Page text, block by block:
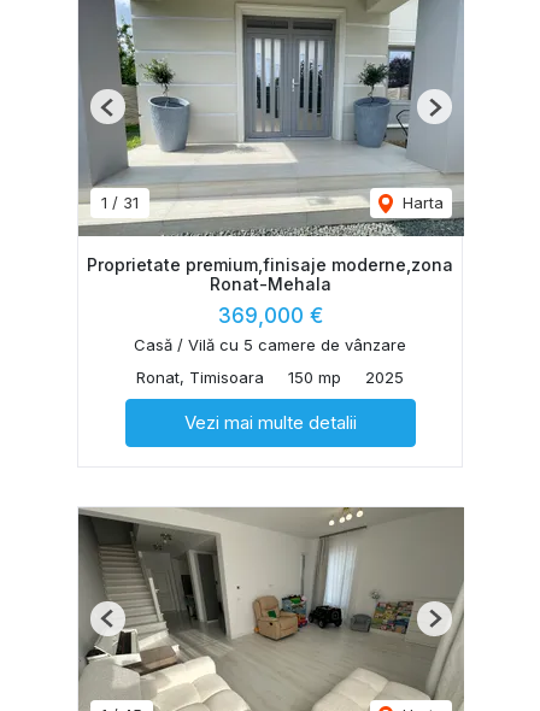
1 / 31 Harta
Previous Next
Proprietate premium,finisaje moderne,zona
Ronat-Mehala
369,000 €
Casă / Vilă cu 5 camere de vânzare
Ronat, Timisoara
150 mp 2025
Vezi mai multe detalii
Previous Next